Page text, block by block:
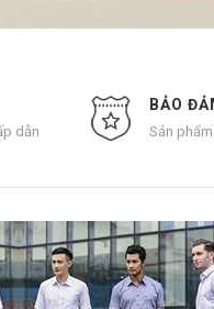
dẫn
BẢO
Sản